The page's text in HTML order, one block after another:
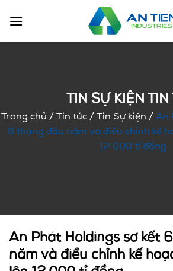
đến
TIN SỰ KIỆN TIN
Trang chủ / Tin tức / Tin Sự kiện / An
6 tháng đầu năm và điều chỉnh kế
12.000 tỉ đồng
An Phát Holdings sơ kết
năm và điều chỉnh kế